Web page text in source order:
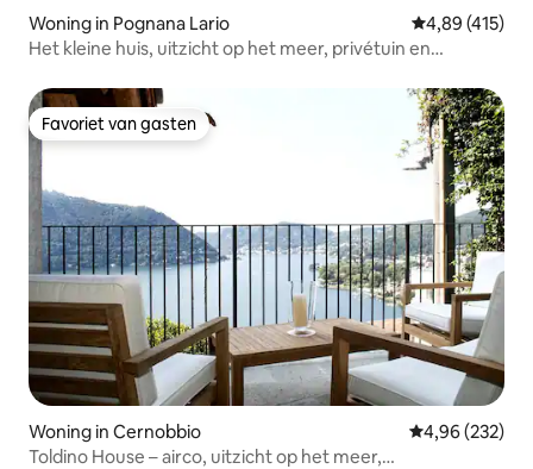
Woning in Pognana Lario Gemiddelde
4,89 (415)
Het kleine huis, uitzicht op het meer, privétuin en
Favoriet van gasten
Favoriet van gasten
Woning in Cernobbio Gemiddelde
4,96 (232)
Toldino House – airco, uitzicht op het meer,